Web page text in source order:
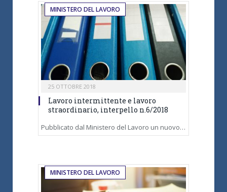
MINISTERO DEL LAVORO
25 OTTOBRE 2018
Lavoro intermittente e lavoro
straordinario, interpello n.6/2018
Pubblicato dal Ministero del Lavoro un nuovo…
MINISTERO DEL LAVORO